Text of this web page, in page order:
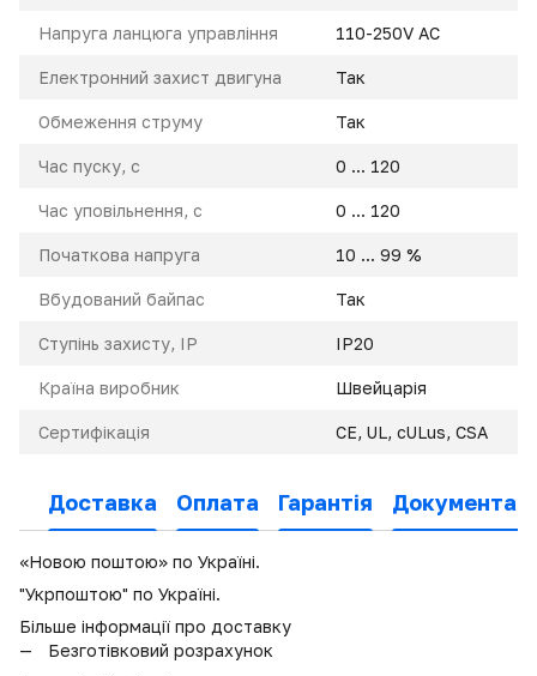
Напруга ланцюга управління 110-250V AC
Електронний захист двигуна Так
Обмеження струму Так
Час пуску, с 0 ... 120
Час уповільнення, с 0 ... 120
Початкова напруга 10 ... 99 %
Вбудований байпас Так
Ступінь захисту, IP IP20
Країна виробник Швейцарія
Сертифікація CE, UL, cULus, CSA
Доставка Оплата Гарантія
«Новою поштою» по Україні.
"Укрпоштою" по Україні.
Більше інформації про доставку
Безготівковий розрахунок